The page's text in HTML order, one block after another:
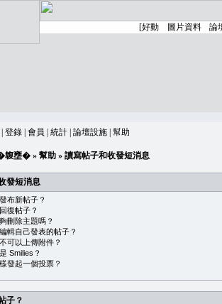
登錄 會員 統計 論壇設施 幫助
䪖壅� » 幫助 » 讀寫帖子和收發短消息
發短消息
布新帖子？
復帖子？
刪除主題嗎？
輯自己發表的帖子？
可以上傳附件？
Smilies？
發起一個投票？
子？